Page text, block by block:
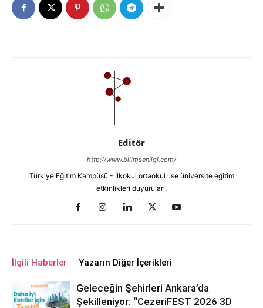
Editör
http://www.bilimsenligi.com/
Türkiye Eğitim Kampüsü - İlkokul ortaokul lise üniversite eğitim
etkinlikleri duyuruları.
İlgili Haberler Yazarın Diğer İçerikleri
Geleceğin Şehirleri Ankara’da
Şekilleniyor: “CezeriFEST 2026 3D